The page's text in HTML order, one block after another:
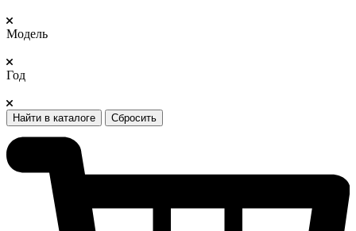
Модель
Год
Найти в каталоге Сбросить